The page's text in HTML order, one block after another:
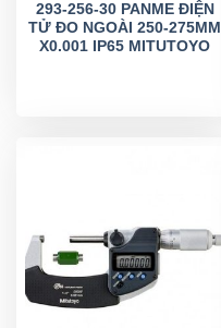
293-256-30 PANME ĐIỆN
TỬ ĐO NGOÀI 250-275MM
X0.001 IP65 MITUTOYO